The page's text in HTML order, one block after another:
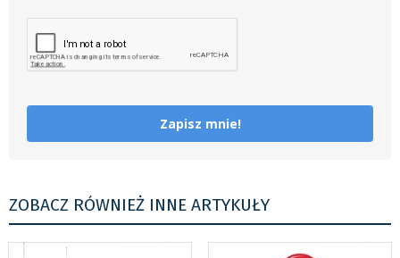
Zapisz mnie!
ZOBACZ RÓWNIEŻ INNE ARTYKUŁY